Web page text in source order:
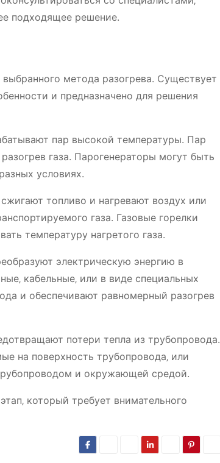
подходящее решение.
метода разогрева. Существует
и предназначено для решения
пар высокой температуры. Пар
газа. Парогенераторы могут быть
условиях.
топливо и нагревают воздух или
газа. Газовые горелки
температуру нагретого газа.
электрическую энергию в
кабельные‚ или в виде специальных
и обеспечивают равномерный разогрев
потери тепла из трубопровода.
на поверхность трубопровода‚ или
и окружающей средой.
который требует внимательного